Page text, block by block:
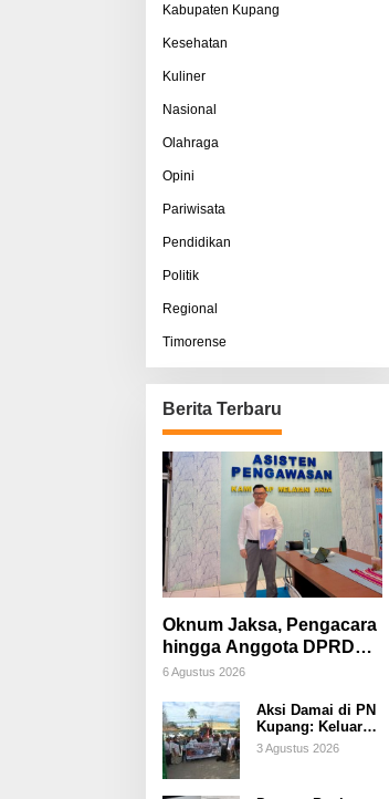
Kabupaten Kupang
Kesehatan
Kuliner
Nasional
Olahraga
Opini
Pariwisata
Pendidikan
Politik
Regional
Timorense
Berita Terbaru
Oknum Jaksa, Pengacara
hingga Anggota DPRD
Diduga Terlibat, Sisco
Pemerasan Terorganisir
6 Agustus 2026
Aksi Damai di PN
Kupang: Keluarga
Tuding Proses
Hukum Kasus
3 Agustus 2026